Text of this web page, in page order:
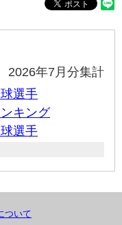
2026年7月分集計
選手
キング
選手
ついて